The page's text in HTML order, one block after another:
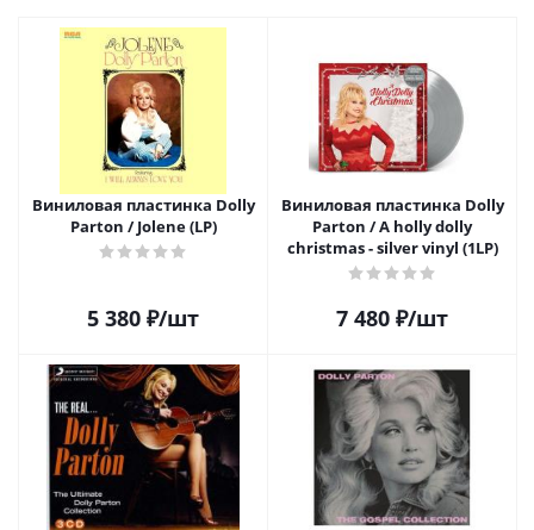
Виниловая пластинка Dolly
Parton / Jolene (LP)
5 380 ₽/шт
Виниловая пластинка Dolly
Parton / A holly dolly
christmas - silver vinyl (1LP)
7 480 ₽/шт